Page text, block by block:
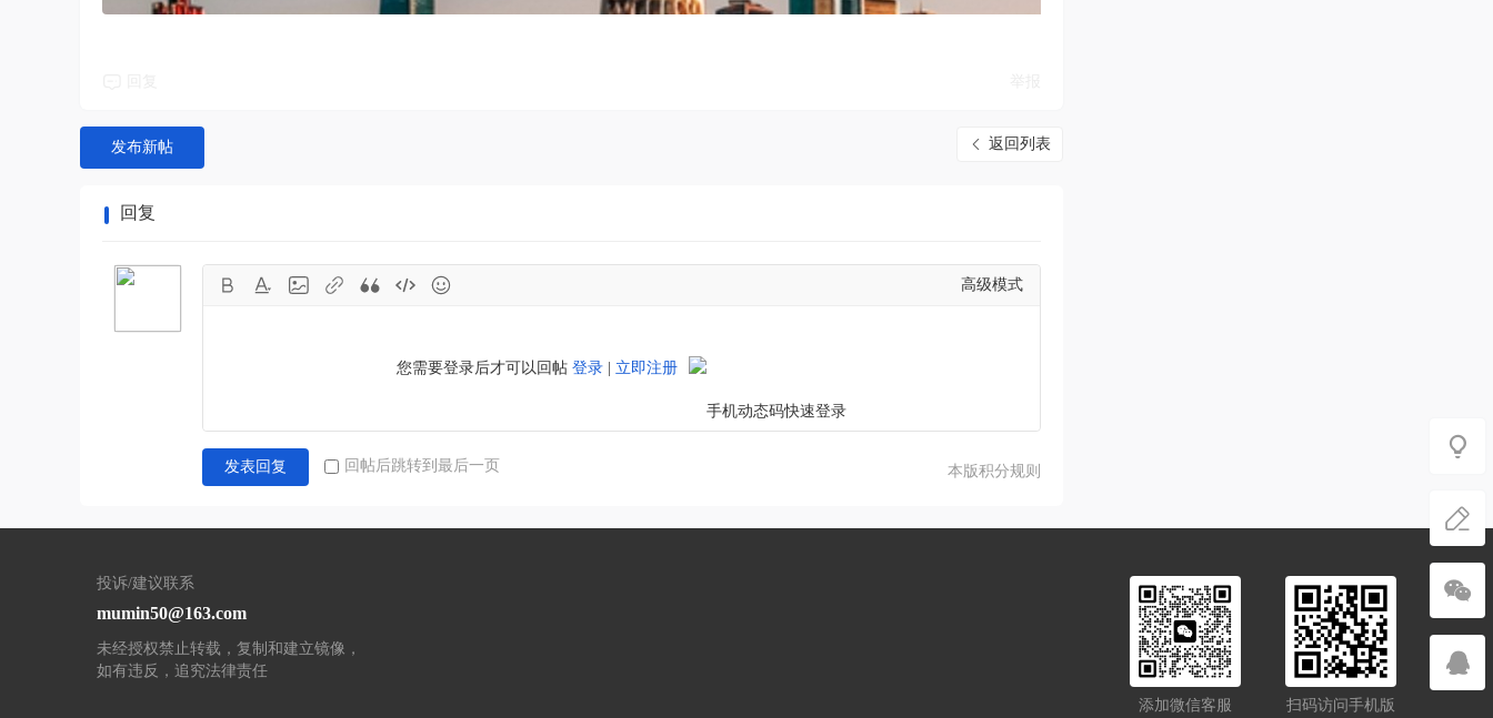
返回列表
发布新帖
回复
高级模式
您需要登录后才可以回帖 登录 立即注册
本版积分规则
发表回复 回帖后跳转到最后一页
投诉/建议联系
mumin50@163.com
未经授权禁止转载，复制和建立镜像，
如有违反，追究法律责任
扫码访问手机版
添加微信客服